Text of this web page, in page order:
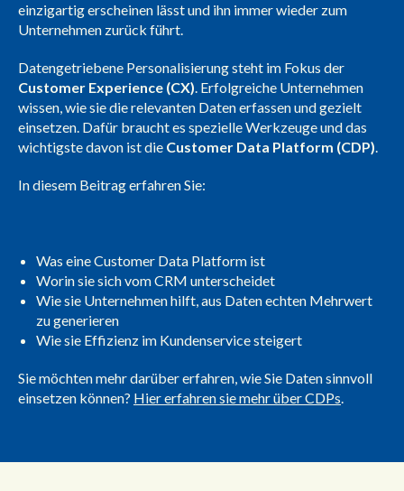
einzigartig erscheinen lässt und ihn immer wieder zum
Unternehmen zurück führt.
Datengetriebene Personalisierung steht im Fokus der
Customer Experience (CX). Erfolgreiche Unternehmen
wissen, wie sie die relevanten Daten erfassen und gezielt
einsetzen. Dafür braucht es spezielle Werkzeuge und das
wichtigste davon ist die Customer Data Platform (CDP).
In diesem Beitrag erfahren Sie:
Was eine Customer Data Platform ist
Worin sie sich vom CRM unterscheidet
Wie sie Unternehmen hilft, aus Daten echten Mehrwert
zu generieren
Wie sie Effizienz im Kundenservice steigert
Sie möchten mehr darüber erfahren, wie Sie Daten sinnvoll
einsetzen können? Hier erfahren sie mehr über CDPs.